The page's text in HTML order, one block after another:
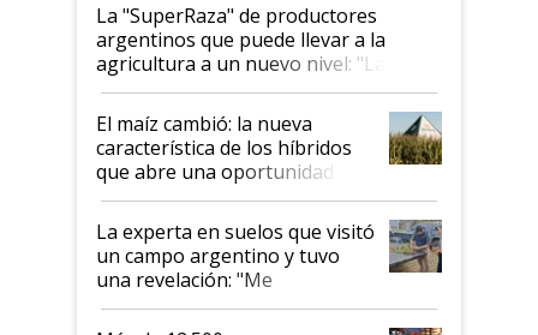
La "SuperRaza" de productores
argentinos que puede llevar a la
agricultura a un nuevo nivel: "Las
posibilidades de crecimiento son
infinitas"
El maíz cambió: la nueva
característica de los híbridos
que abre una oportunidad en
el lote
La experta en suelos que visitó
un campo argentino y tuvo
una revelación: "Me
impresionó mucho"